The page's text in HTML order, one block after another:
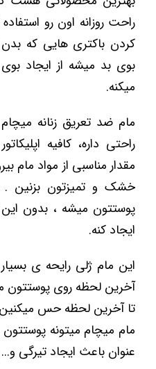
راحت روزانه اون رو
کردن باکتری هایی که
بوی بد میشه از ایجاد
میکنه.
مام ضد تعریق زنانه
راحتی داره، کافیه
مقدار مناسبی از مواد مام
خشک و تمیزتون بزنین
پوستتون میشه ، بدون
ایجاد کنه.
این مام ژلی رایحه ی
آخرین لحظه روی پوستتون
تا آخرین لحظه حس
مام میچام میتونه
عنوان باعث ایجاد تیرگی